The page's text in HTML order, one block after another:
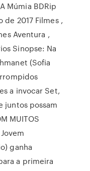
Múmia BDRip
de 2017 Filmes ,
Aventura ,
Sinopse: Na
(Sofia
a invocar Set,
juntos possam
MUITOS
ganha
a primeira